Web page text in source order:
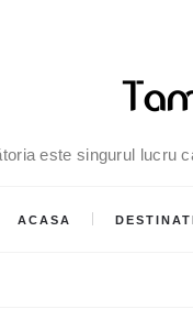
este singurul lucru
ACASA